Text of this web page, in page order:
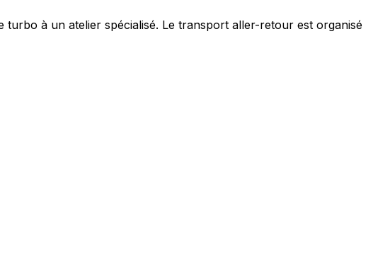
à un atelier spécialisé. Le transport aller-retour est organisé